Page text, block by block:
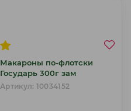
Макароны по-флотски
Государь 300г зам
Артикул: 10034152